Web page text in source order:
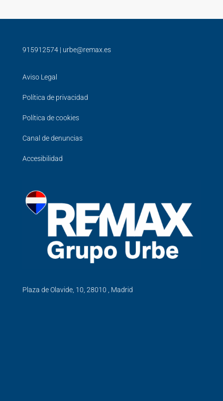
915912574 | urbe@remax.es
Aviso Legal
Política de privacidad
Política de cookies
Canal de denuncias
Accesibilidad
Plaza de Olavide, 10, 28010 , Madrid